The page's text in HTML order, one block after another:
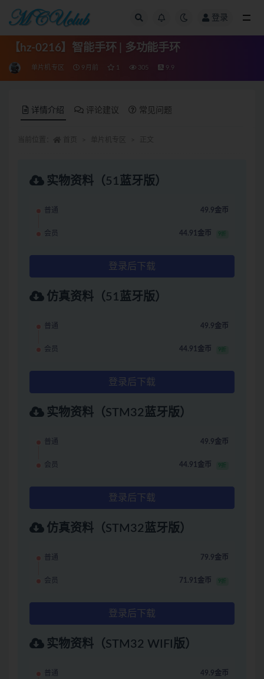
登录
【hz-0216】智能手环 | 多功能手环
单片机专区 9月前 1 305 9.9
详情介绍 评论建议 常见问题
实物资料（51蓝牙版）
普通 49.9金币
会员 44.91金币 9折
登录后下载
仿真资料（51蓝牙版）
普通 49.9金币
会员 44.91金币 9折
登录后下载
实物资料（STM32蓝牙版）
普通 49.9金币
会员 44.91金币 9折
登录后下载
仿真资料（STM32蓝牙版）
普通 79.9金币
会员 71.91金币 9折
登录后下载
实物资料（STM32 WIFI版）
普通 49.9金币